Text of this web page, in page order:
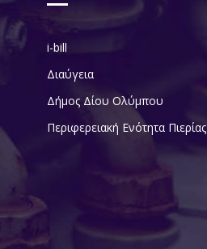
i-bill
Διαύγεια
Δήμος Δίου Ολύμπου
Περιφερειακή Ενότητα Πιερίας